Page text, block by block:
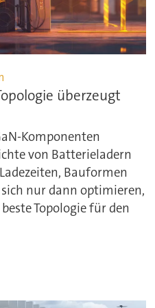
überzeugt
Komponenten
von Batterieladern
Bauformen
nur dann optimieren,
Topologie für den